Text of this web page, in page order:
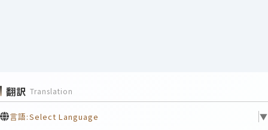
翻訳 Translation
言語:Select Language ▼